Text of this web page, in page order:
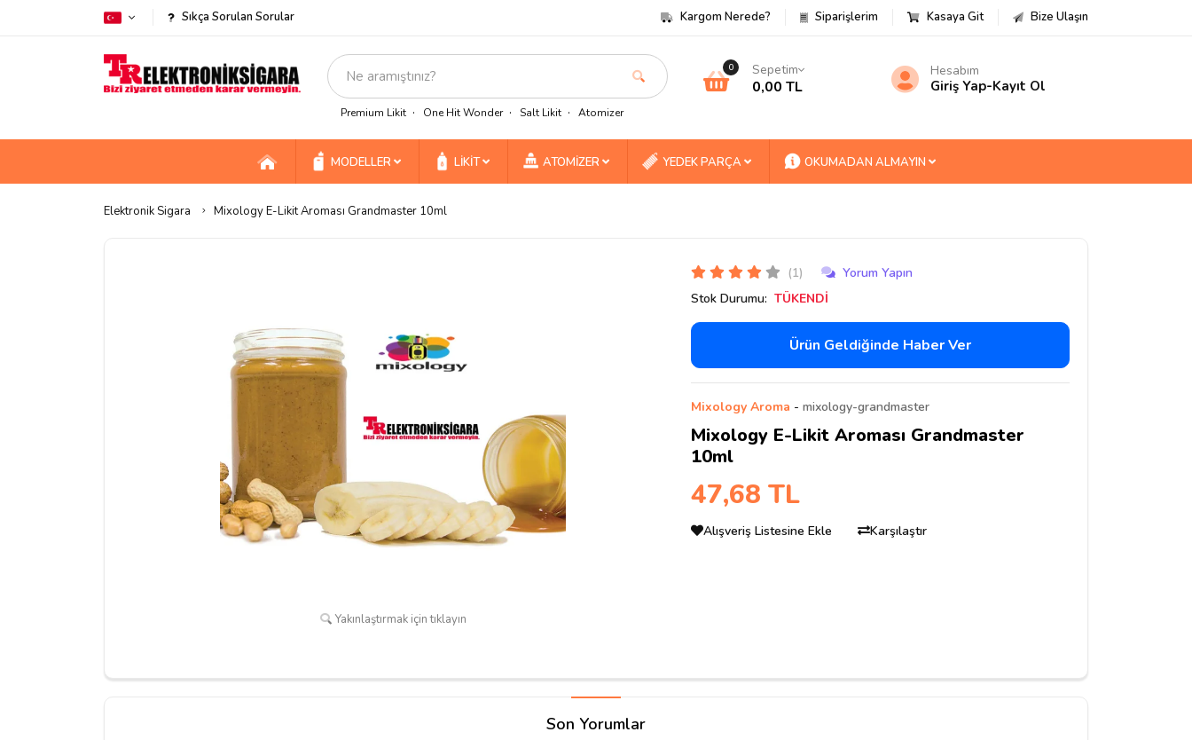
Sıkça Sorulan Sorular Kargom Nerede? Siparişlerim Kasaya Git Bize Ulaşın
Premium Likit One Hit Wonder Salt Likit Atomizer
0 Sepetim
0,00 TL
Hesabım
Giriş Yap-Kayıt Ol
MODELLER LİKİT ATOMİZER YEDEK PARÇA OKUMADAN ALMAYIN
Elektronik Sigara Mixology E-Likit Aroması Grandmaster 10ml
Yakınlaştırmak için tıklayın
(1)
Yorum Yapın
Stok Durumu: TÜKENDİ
Ürün Geldiğinde Haber Ver
Mixology Aroma - mixology-grandmaster
Mixology E-Likit Aroması Grandmaster
10ml
47,68 TL
Alışveriş Listesine Ekle Karşılaştır
Son Yorumlar